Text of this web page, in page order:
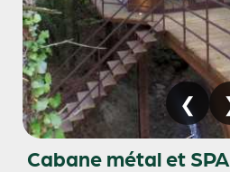
Cabane métal et SPA